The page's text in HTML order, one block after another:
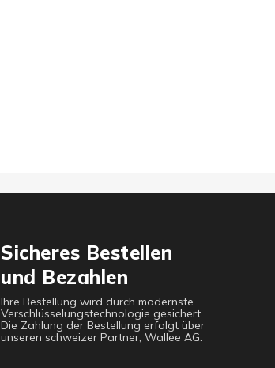
Sicheres Bestellen
und Bezahlen
Ihre Bestellung wird durch modernste
Verschlüsselungstechnologie gesichert
Die Zahlung der Bestellung erfolgt über
unseren schweizer Partner, Wallee AG.